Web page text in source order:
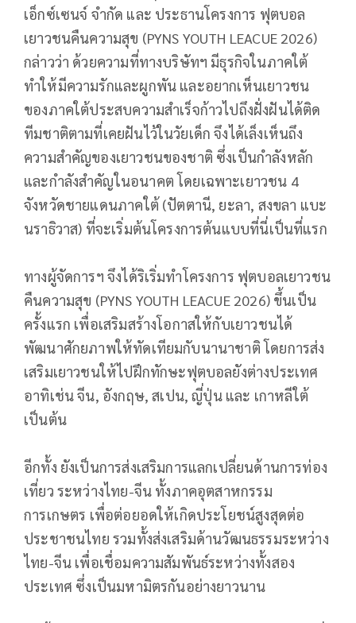
เอ็กซ์เซนจ์ จำกัด และ ประธานโครงการ ฟุตบอล
เยาวชนคืนความสุข (PYNS YOUTH LEACUE 2026)
กล่าวว่า ด้วยความที่ทางบริษัทฯ มีธุรกิจในภาคใต้
ทำให้มีความรักและผูกพัน และอยากเห็นเยาวชน
ของภาคใต้ประสบความสำเร็จก้าวไปถึงฝั่งฝันได้ติด
ทีมชาติตามที่เคยฝันไว้ในวัยเด็ก จึงได้เล็งเห็นถึง
ความสำคัญของเยาวชนของชาติ ซึ่งเป็นกำลังหลัก
และกำลังสำคัญในอนาคต โดยเฉพาะเยาวชน 4
จังหวัดชายแดนภาคใต้ (ปัตตานี, ยะลา, สงขลา แบะ
นราธิวาส) ที่จะเริ่มต้นโครงการต้นแบบที่นี่เป็นที่แรก
ทางผู้จัดการฯ จึงได้ริเริ่มทำโครงการ ฟุตบอลเยาวชน
คืนความสุข (PYNS YOUTH LEACUE 2026) ขึ้นเป็น
ครั้งแรก เพื่อเสริมสร้างโอกาสให้กับเยาวชนได้
พัฒนาศักยภาพให้ทัดเทียมกับนานาชาติ โดยการส่ง
เสริมเยาวชนให้ไปฝึกทักษะฟุตบอลยังต่างประเทศ
อาทิเช่น จีน, อังกฤษ, สเปน, ญี่ปุ่น และ เกาหลีใต้
เป็นต้น
อีกทั้ง ยังเป็นการส่งเสริมการแลกเปลี่ยนด้านการท่อง
เที่ยว ระหว่างไทย-จีน ทั้งภาคอุตสาหกรรม
การเกษตร เพื่อต่อยอดให้เกิดประโยชน์สูงสุดต่อ
ประชาชนไทย รวมทั้งส่งเสริมด้านวัฒนธรรมระหว่าง
ไทย-จีน เพื่อเชื่อมความสัมพันธ์ระหว่างทั้งสอง
ประเทศ ซึ่งเป็นมหามิตรกันอย่างยาวนาน